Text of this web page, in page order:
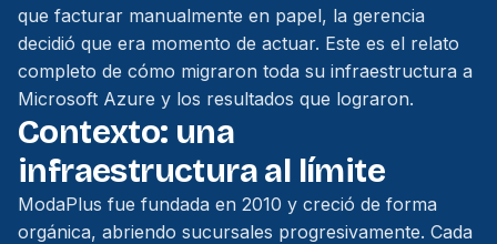
que facturar manualmente en papel, la gerencia
decidió que era momento de actuar. Este es el relato
completo de cómo migraron toda su infraestructura a
Microsoft Azure y los resultados que lograron.
Contexto: una
infraestructura al límite
ModaPlus fue fundada en 2010 y creció de forma
orgánica, abriendo sucursales progresivamente. Cada